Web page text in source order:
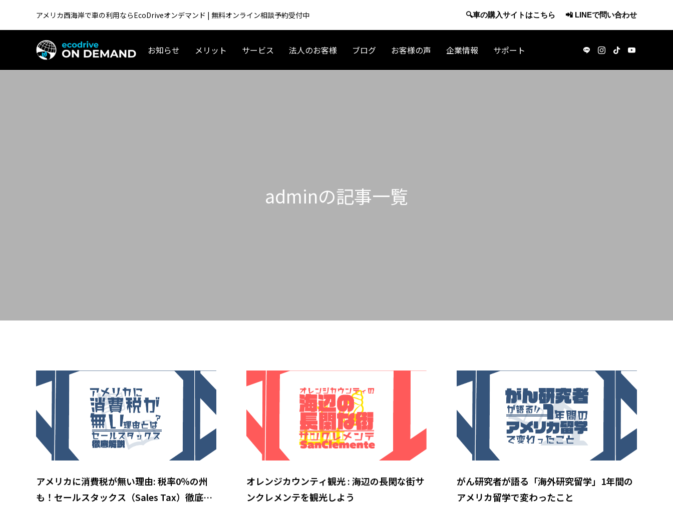
アメリカ西海岸で車の利用ならEcoDriveオンデマンド | 無料オンライン相談予約受付中 🔍車の購入サイトはこちら 📲 LINEで問い合わせ
お知らせ メリット サービス 法人のお客様 ブログ お客様の声 企業情報 サポート
し出しで5万ドル損失、得た3つの教訓
2026.08.02
うはずだった車の貸し出しの誤算
2026.07.15
30万マイル・48万km走った実例と寿命
の考え方
2026.06.09
adminの記事一覧
アメリカに消費税が無い理由: 税率0％の州
も！セールスタックス（Sales Tax）徹底解
オレンジカウンティ観光 : 海辺の長閑な街サ
ンクレメンテを観光しよう
がん研究者が語る「海外研究留学」1年間の
アメリカ留学で変わったこと